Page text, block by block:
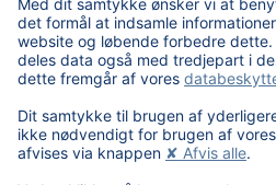
Lette kommercielle
Lastbiler
Busser
Motorcycler
Scootere og knallerter
(El-)cykler